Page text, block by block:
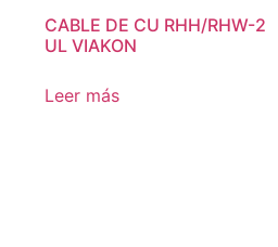
CABLE DE CU RHH/RHW-2
UL VIAKON
Leer más